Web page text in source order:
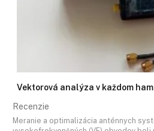
Vektorová analýza v každom
Recenzie
Meranie a optimalizácia anténnych